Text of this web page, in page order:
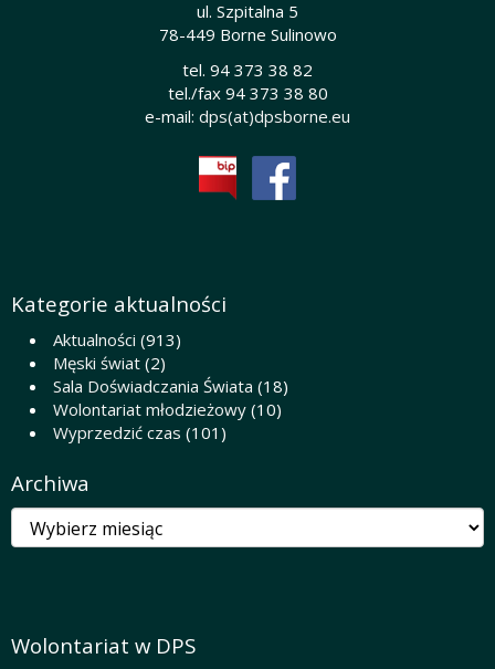
ul. Szpitalna 5
78-449 Borne Sulinowo
tel. 94 373 38 82
tel./fax 94 373 38 80
e-mail: dps(at)dpsborne.eu
Kategorie aktualności
Aktualności (913)
Męski świat (2)
Sala Doświadczania Świata (18)
Wolontariat młodzieżowy (10)
Wyprzedzić czas (101)
Archiwa
Archiwa
Wolontariat w DPS